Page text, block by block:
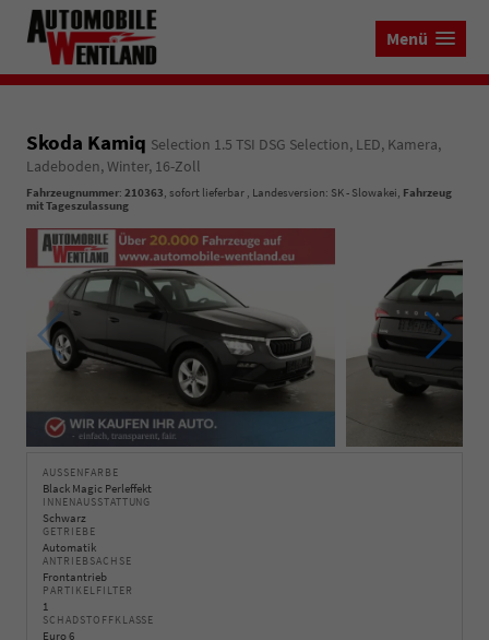
Menü
Skoda Kamiq Selection 1.5 TSI DSG Selection, LED, Kamera,
Ladeboden, Winter, 16-Zoll
Fahrzeugnummer: 210363, sofort lieferbar , Landesversion: SK - Slowakei, Fahrzeug
mit Tageszulassung
AUSSENFARBE
Black Magic Perleffekt
INNENAUSSTATTUNG
Schwarz
GETRIEBE
Automatik
ANTRIEBSACHSE
Frontantrieb
PARTIKELFILTER
1
SCHADSTOFFKLASSE
Euro 6